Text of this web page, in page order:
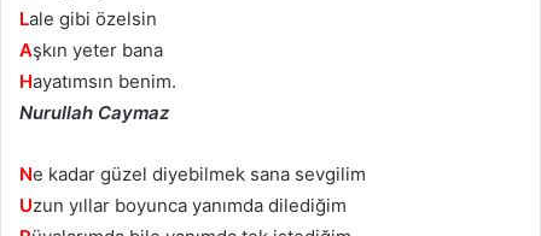
Lale gibi özelsin
Aşkın yeter bana
Hayatımsın benim.
Nurullah Caymaz
Ne kadar güzel diyebilmek sana sevgilim
Uzun yıllar boyunca yanımda dilediğim